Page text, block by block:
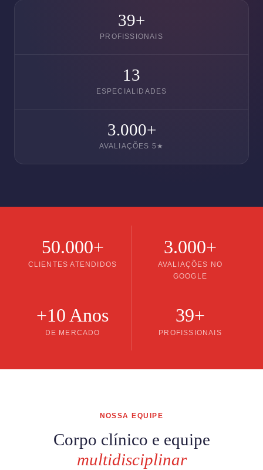
39+
PROFISSIONAIS
13
ESPECIALIDADES
3.000+
AVALIAÇÕES 5★
50.000+
CLIENTES ATENDIDOS
3.000+
AVALIAÇÕES NO
GOOGLE
+10 Anos
DE MERCADO
39+
PROFISSIONAIS
NOSSA EQUIPE
Corpo clínico e equipe
multidisciplinar